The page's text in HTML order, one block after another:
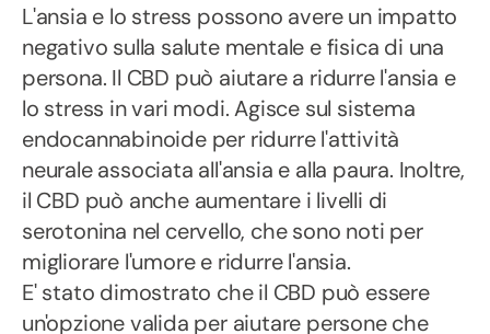
L'ansia e lo stress possono avere un impatto
negativo sulla salute mentale e fisica di una
persona. Il CBD può aiutare a ridurre l'ansia e
lo stress in vari modi. Agisce sul sistema
endocannabinoide per ridurre l'attività
neurale associata all'ansia e alla paura. Inoltre,
il CBD può anche aumentare i livelli di
serotonina nel cervello, che sono noti per
migliorare l'umore e ridurre l'ansia.
E' stato dimostrato che il CBD può essere
un'opzione valida per aiutare persone che